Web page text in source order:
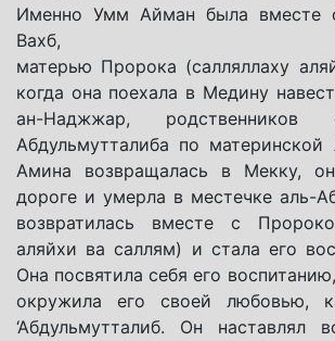
Именно Умм Айман была вместе
Вахб,
матерью Пророка (салляллаху
когда она поехала в Медину
ан-Наджжар, родственников
Абдульмутталиба по
Амина возвращалась в Мекку,
дороге и умерла в местечке аль-
возвратилась вместе с
аляйхи ва саллям) и стала его
Она посвятила себя его
окружила его своей любовью,
‘Абдульмутталиб. Он наставлял